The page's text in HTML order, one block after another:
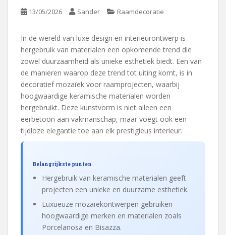
13/05/2026 Sander Raamdecoratie
In de wereld van luxe design en interieurontwerp is
hergebruik van materialen een opkomende trend die
zowel duurzaamheid als unieke esthetiek biedt. Een van
de manieren waarop deze trend tot uiting komt, is in
decoratief mozaïek voor raamprojecten, waarbij
hoogwaardige keramische materialen worden
hergebruikt. Deze kunstvorm is niet alleen een
eerbetoon aan vakmanschap, maar voegt ook een
tijdloze elegantie toe aan elk prestigieus interieur.
Belangrijkste punten
Hergebruik van keramische materialen geeft
projecten een unieke en duurzame esthetiek.
Luxueuze mozaïekontwerpen gebruiken
hoogwaardige merken en materialen zoals
Porcelanosa en Bisazza.